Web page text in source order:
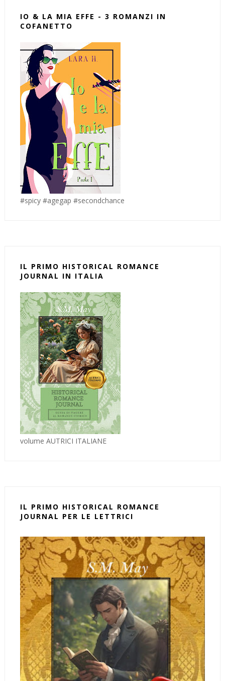
IO & LA MIA EFFE - 3 ROMANZI IN
COFANETTO
#spicy #agegap #secondchance
IL PRIMO HISTORICAL ROMANCE
JOURNAL IN ITALIA
volume AUTRICI ITALIANE
IL PRIMO HISTORICAL ROMANCE
JOURNAL PER LE LETTRICI